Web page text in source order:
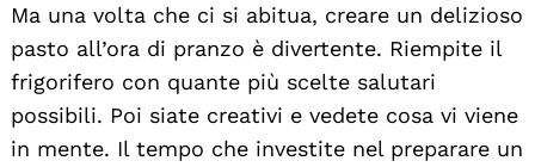
Ma una volta che ci si abitua, creare un delizioso
pasto all’ora di pranzo è divertente. Riempite il
frigorifero con quante più scelte salutari
possibili. Poi siate creativi e vedete cosa vi viene
in mente. Il tempo che investite nel preparare un